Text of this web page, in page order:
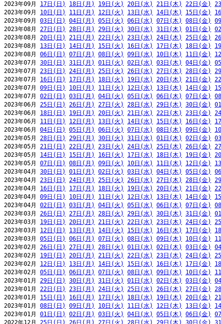
2023年09月 17日(日) 18日(月) 19日(火) 20日(水) 21日(木) 22日(金)
2023年09月 10日(日) 11日(月) 12日(火) 13日(水) 14日(木) 15日(金)
2023年09月 03日(日) 04日(月) 05日(火) 06日(水) 07日(木) 08日(金)
2023年08月 27日(日) 28日(月) 29日(火) 30日(水) 31日(木) 01日(金)
2023年08月 20日(日) 21日(月) 22日(火) 23日(水) 24日(木) 25日(金)
2023年08月 13日(日) 14日(月) 15日(火) 16日(水) 17日(木) 18日(金)
2023年08月 06日(日) 07日(月) 08日(火) 09日(水) 10日(木) 11日(金)
2023年07月 30日(日) 31日(月) 01日(火) 02日(水) 03日(木) 04日(金)
2023年07月 23日(日) 24日(月) 25日(火) 26日(水) 27日(木) 28日(金)
2023年07月 16日(日) 17日(月) 18日(火) 19日(水) 20日(木) 21日(金)
2023年07月 09日(日) 10日(月) 11日(火) 12日(水) 13日(木) 14日(金)
2023年07月 02日(日) 03日(月) 04日(火) 05日(水) 06日(木) 07日(金)
2023年06月 25日(日) 26日(月) 27日(火) 28日(水) 29日(木) 30日(金)
2023年06月 18日(日) 19日(月) 20日(火) 21日(水) 22日(木) 23日(金)
2023年06月 11日(日) 12日(月) 13日(火) 14日(水) 15日(木) 16日(金)
2023年06月 04日(日) 05日(月) 06日(火) 07日(水) 08日(木) 09日(金)
2023年05月 28日(日) 29日(月) 30日(火) 31日(水) 01日(木) 02日(金)
2023年05月 21日(日) 22日(月) 23日(火) 24日(水) 25日(木) 26日(金)
2023年05月 14日(日) 15日(月) 16日(火) 17日(水) 18日(木) 19日(金)
2023年05月 07日(日) 08日(月) 09日(火) 10日(水) 11日(木) 12日(金)
2023年04月 30日(日) 01日(月) 02日(火) 03日(水) 04日(木) 05日(金)
2023年04月 23日(日) 24日(月) 25日(火) 26日(水) 27日(木) 28日(金)
2023年04月 16日(日) 17日(月) 18日(火) 19日(水) 20日(木) 21日(金)
2023年04月 09日(日) 10日(月) 11日(火) 12日(水) 13日(木) 14日(金)
2023年04月 02日(日) 03日(月) 04日(火) 05日(水) 06日(木) 07日(金)
2023年03月 26日(日) 27日(月) 28日(火) 29日(水) 30日(木) 31日(金)
2023年03月 19日(日) 20日(月) 21日(火) 22日(水) 23日(木) 24日(金)
2023年03月 12日(日) 13日(月) 14日(火) 15日(水) 16日(木) 17日(金)
2023年03月 05日(日) 06日(月) 07日(火) 08日(水) 09日(木) 10日(金)
2023年02月 26日(日) 27日(月) 28日(火) 01日(水) 02日(木) 03日(金)
2023年02月 19日(日) 20日(月) 21日(火) 22日(水) 23日(木) 24日(金)
2023年02月 12日(日) 13日(月) 14日(火) 15日(水) 16日(木) 17日(金)
2023年02月 05日(日) 06日(月) 07日(火) 08日(水) 09日(木) 10日(金)
2023年01月 29日(日) 30日(月) 31日(火) 01日(水) 02日(木) 03日(金)
2023年01月 22日(日) 23日(月) 24日(火) 25日(水) 26日(木) 27日(金)
2023年01月 15日(日) 16日(月) 17日(火) 18日(水) 19日(木) 20日(金)
2023年01月 08日(日) 09日(月) 10日(火) 11日(水) 12日(木) 13日(金)
2023年01月 01日(日) 02日(月) 03日(火) 04日(水) 05日(木) 06日(金)
2022年12月 25日(日) 26日(月) 27日(火) 28日(水) 29日(木) 30日(金)